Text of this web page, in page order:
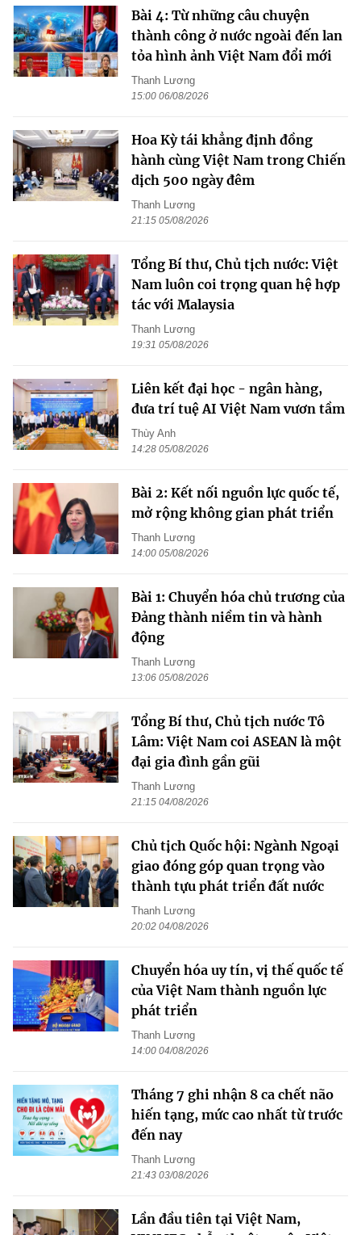
Bài 4: Từ những câu chuyện
thành công ở nước ngoài đến lan
tỏa hình ảnh Việt Nam đổi mới
Thanh Lương
15:00 06/08/2026
Hoa Kỳ tái khẳng định đồng
hành cùng Việt Nam trong Chiến
dịch 500 ngày đêm
Thanh Lương
21:15 05/08/2026
Tổng Bí thư, Chủ tịch nước: Việt
Nam luôn coi trọng quan hệ hợp
tác với Malaysia
Thanh Lương
19:31 05/08/2026
Liên kết đại học - ngân hàng,
đưa trí tuệ AI Việt Nam vươn tầm
Thùy Anh
14:28 05/08/2026
Bài 2: Kết nối nguồn lực quốc tế,
mở rộng không gian phát triển
Thanh Lương
14:00 05/08/2026
Bài 1: Chuyển hóa chủ trương của
Đảng thành niềm tin và hành
động
Thanh Lương
13:06 05/08/2026
Tổng Bí thư, Chủ tịch nước Tô
Lâm: Việt Nam coi ASEAN là một
đại gia đình gần gũi
Thanh Lương
21:15 04/08/2026
Chủ tịch Quốc hội: Ngành Ngoại
giao đóng góp quan trọng vào
thành tựu phát triển đất nước
Thanh Lương
20:02 04/08/2026
Chuyển hóa uy tín, vị thế quốc tế
của Việt Nam thành nguồn lực
phát triển
Thanh Lương
14:00 04/08/2026
Tháng 7 ghi nhận 8 ca chết não
hiến tạng, mức cao nhất từ trước
đến nay
Thanh Lương
21:43 03/08/2026
Lần đầu tiên tại Việt Nam,